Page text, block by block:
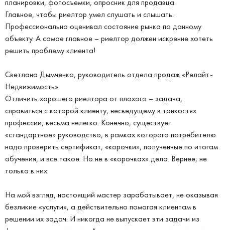
планировки, фотосъемки, опросник для продавца.
Главное, чтобы риелтор умел слушать и слышать.
Профессионально оценивал состояние рынка по данному
объекту. А самое главное – риелтор должен искренне хотеть
решить проблему клиента!
Светлана Дымченко, руководитель отдела продаж «Релайт-
Недвижимость»:
Отличить хорошего риелтора от плохого – задача,
справиться с которой клиенту, несведущему в тонкостях
профессии, весьма нелегко. Конечно, существует
«стандартное» руководство, в рамках которого потребителю
надо проверить сертификат, «корочки», полученные по итогам
обучения, и все такое. Но не в «корочках» дело. Вернее, не
только в них.
На мой взгляд, настоящий мастер зарабатывает, не оказывая
безликие «услуги», а действительно помогая клиентам в
решении их задач. И никогда не выпускает эти задачи из